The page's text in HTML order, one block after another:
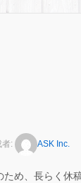
者: ASK Inc.
め、長らく休